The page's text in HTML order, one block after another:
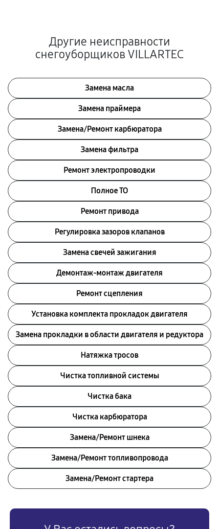
Другие неисправности
снегоуборщиков VILLARTEC
Замена масла
Замена праймера
Замена/Pемонт карбюратора
Замена фильтра
Ремонт электропроводки
Полное ТО
Ремонт привода
Регулировка зазоров клапанов
Замена свечей зажигания
Демонтаж-монтаж двигателя
Ремонт сцепления
Установка комплекта прокладок двигателя
Замена прокладки в области двигателя и редуктора
Натяжка тросов
Чистка топливной системы
Чистка бака
Чистка карбюратора
Замена/Pемонт шнека
Замена/Pемонт топливопровода
Замена/Pемонт стартера